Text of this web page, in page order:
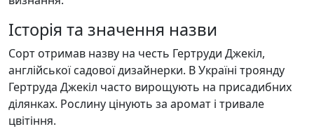
Історія та значення назви
Сорт отримав назву на честь Гертруди Джекіл,
англійської садової дизайнерки. В Україні троянду
Гертруда Джекіл часто вирощують на присадибних
ділянках. Рослину цінують за аромат і тривале
цвітіння.